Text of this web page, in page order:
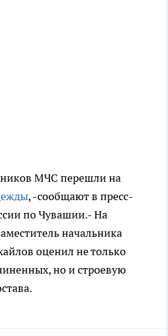
МЧС перешли на
, -сообщают в пресс-
по Чувашии.- На
начальника
оценил не только
но и строевую